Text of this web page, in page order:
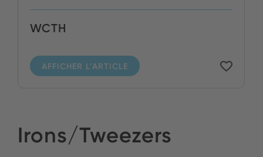
WCTH
AFFICHER L'ARTICLE
Irons/Tweezers